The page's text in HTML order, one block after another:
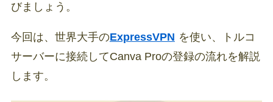
びましょう。
今回は、世界大手のExpressVPN を使い、トルコ
サーバーに接続してCanva Proの登録の流れを解説
します。